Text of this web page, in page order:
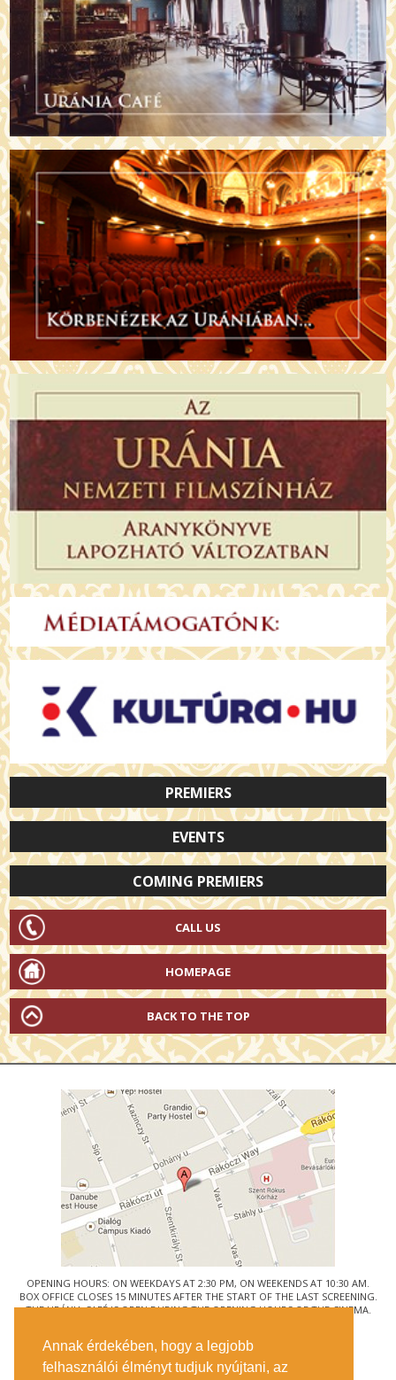
Annak érdekében, hogy a legjobb
felhasználói élményt tudjuk nyújtani, az
PREMIERS
EVENTS
COMING PREMIERS
CALL US
HOMEPAGE
BACK TO THE TOP
OPENING HOURS: ON WEEKDAYS AT 2:30 PM, ON WEEKENDS AT 10:30 AM.
BOX OFFICE CLOSES 15 MINUTES AFTER THE START OF THE LAST SCREENING.
THE URÁNIA CAFÉ IS OPEN DURING THE OPENING HOURS OF THE CINEMA.
1088 BUDAPEST, RÁKÓCZI ÚT 21.